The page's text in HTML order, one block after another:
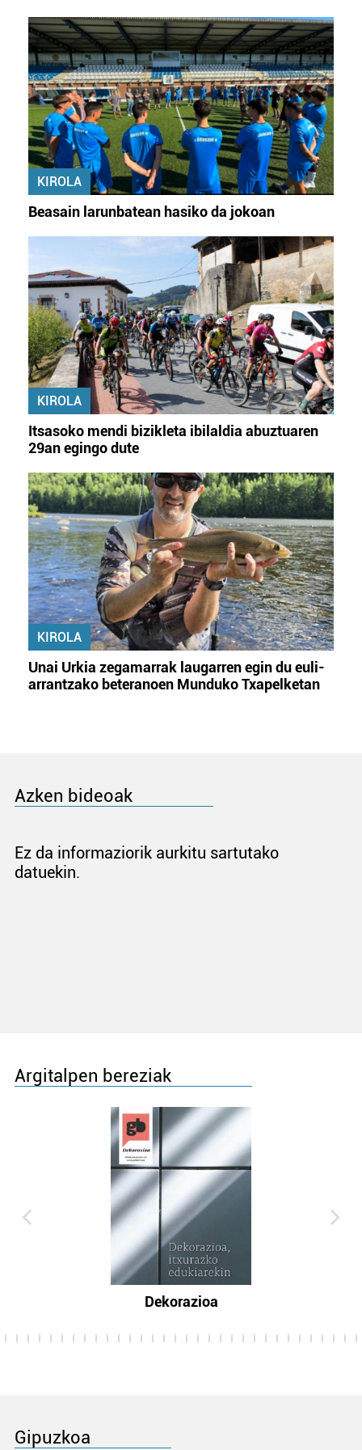
KIROLA
Beasain larunbatean hasiko da jokoan
KIROLA
Itsasoko mendi bizikleta ibilaldia abuztuaren
29an egingo dute
KIROLA
Unai Urkia zegamarrak laugarren egin du euli-
arrantzako beteranoen Munduko Txapelketan
Azken bideoak
Ez da informaziorik aurkitu sartutako
datuekin.
Argitalpen bereziak
Dekorazioa
Gipuzkoa